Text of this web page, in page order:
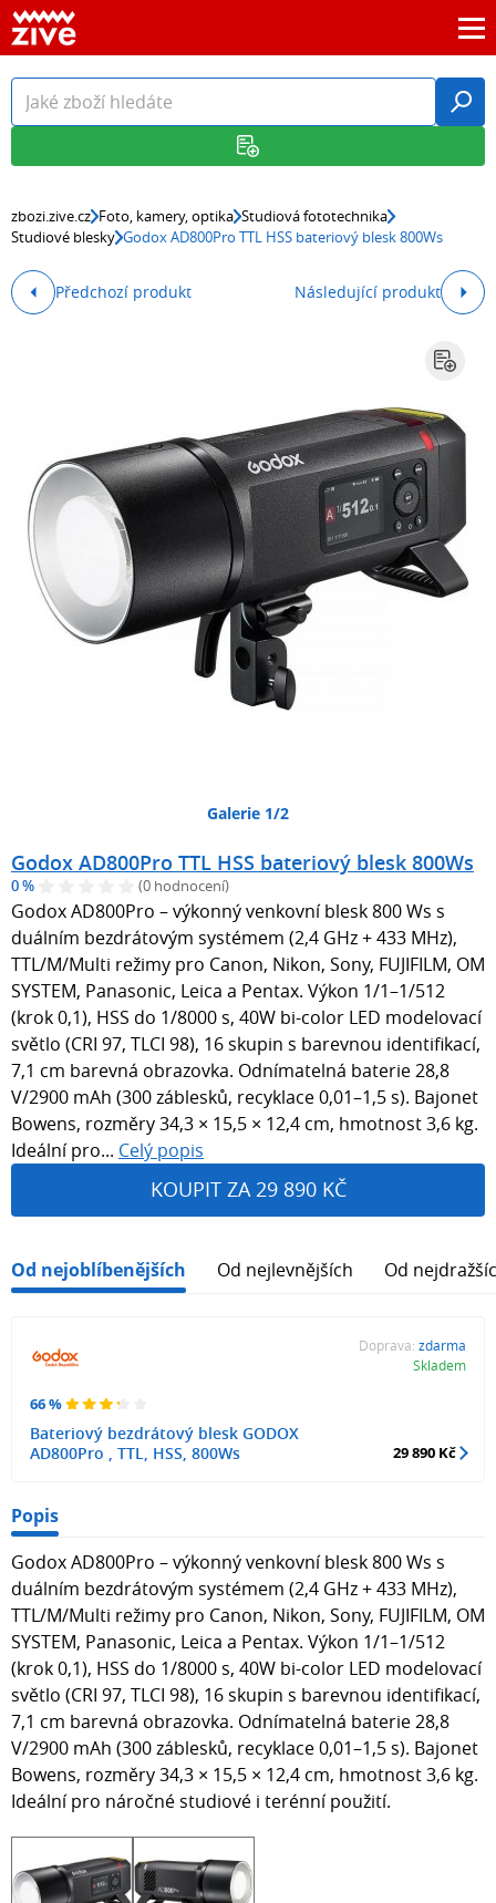
zbozi.zive.cz Foto, kamery, optika Studiová fototechnika
Studiové blesky Godox AD800Pro TTL HSS bateriový blesk 800Ws
Předchozí produkt Následující produkt
Galerie 1/2
Godox AD800Pro TTL HSS bateriový blesk 800Ws
0 % (0 hodnocení)
Godox AD800Pro – výkonný venkovní blesk 800 Ws s
duálním bezdrátovým systémem (2,4 GHz + 433 MHz),
TTL/M/Multi režimy pro Canon, Nikon, Sony, FUJIFILM, OM
SYSTEM, Panasonic, Leica a Pentax. Výkon 1/1–1/512
(krok 0,1), HSS do 1/8000 s, 40W bi-color LED modelovací
světlo (CRI 97, TLCI 98), 16 skupin s barevnou identifikací,
7,1 cm barevná obrazovka. Odnímatelná baterie 28,8
V/2900 mAh (300 záblesků, recyklace 0,01–1,5 s). Bajonet
Bowens, rozměry 34,3 × 15,5 × 12,4 cm, hmotnost 3,6 kg.
Ideální pro... Celý popis
KOUPIT ZA 29 890 KČ
Od nejoblíbenějších Od nejlevnějších Od
66 %
Bateriový bezdrátový blesk GODOX
AD800Pro , TTL, HSS, 800Ws
Doprava: zdarma
Skladem
29 890 Kč
Popis
Godox AD800Pro – výkonný venkovní blesk 800 Ws s
duálním bezdrátovým systémem (2,4 GHz + 433 MHz),
TTL/M/Multi režimy pro Canon, Nikon, Sony, FUJIFILM, OM
SYSTEM, Panasonic, Leica a Pentax. Výkon 1/1–1/512
(krok 0,1), HSS do 1/8000 s, 40W bi-color LED modelovací
světlo (CRI 97, TLCI 98), 16 skupin s barevnou identifikací,
7,1 cm barevná obrazovka. Odnímatelná baterie 28,8
V/2900 mAh (300 záblesků, recyklace 0,01–1,5 s). Bajonet
Bowens, rozměry 34,3 × 15,5 × 12,4 cm, hmotnost 3,6 kg.
Ideální pro náročné studiové i terénní použití.